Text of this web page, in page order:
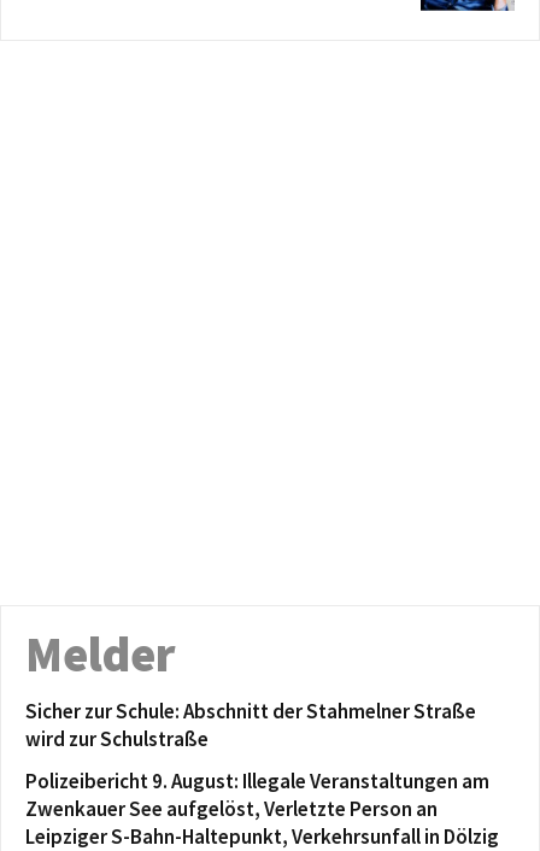
Melder
Sicher zur Schule: Abschnitt der Stahmelner Straße
wird zur Schulstraße
Polizeibericht 9. August: Illegale Veranstaltungen am
Zwenkauer See aufgelöst, Verletzte Person an
Leipziger S-Bahn-Haltepunkt, Verkehrsunfall in Dölzig